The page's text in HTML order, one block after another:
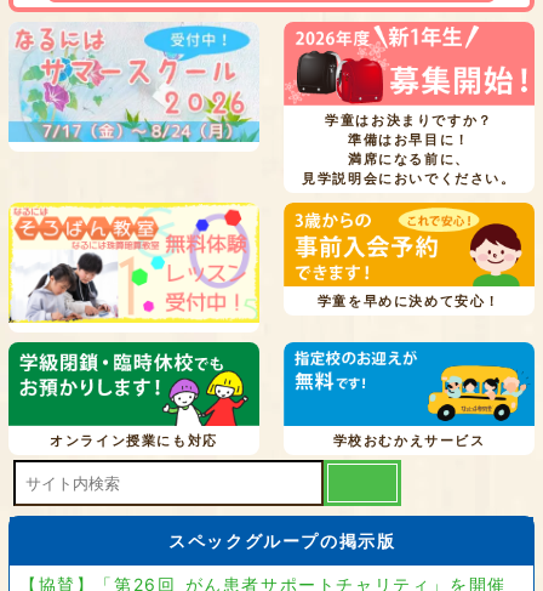
学童はお決まりですか？
準備はお早目に！
満席になる前に、
見学説明会においでください。
学童を早めに決めて安心！
オンライン授業にも対応 学校おむかえサービス
スペックグループの掲示版
【協賛】「第26回 がん患者サポートチャリティ」を開催